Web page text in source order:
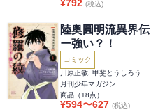
¥792 (税込)
陸奥圓明流異界
ー強い？！
コミック
川原正敏, 甲斐とうしろう
月刊少年マガジン
商品（18点）
¥594〜627 (税込)